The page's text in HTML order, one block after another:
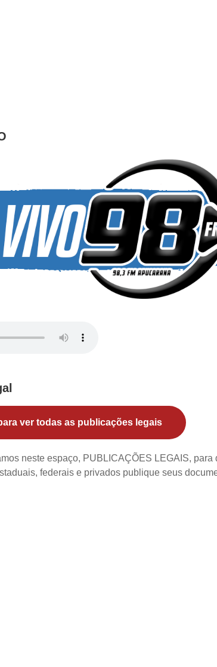
ver todas as publicações legais
neste espaço, PUBLICAÇÕES LEGAIS, para
federais e privados publique seus